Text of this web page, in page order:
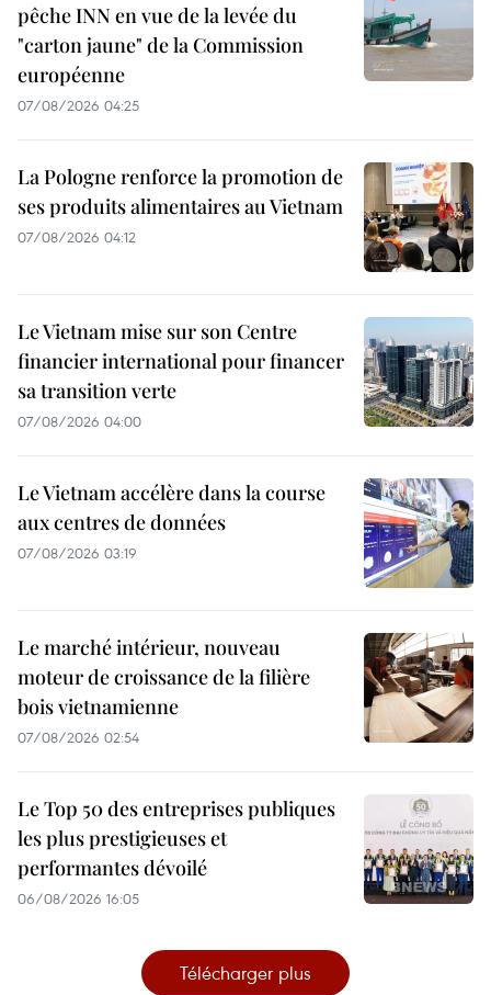
pêche INN en vue de la levée du
"carton jaune" de la Commission
européenne
07/08/2026 04:25
La Pologne renforce la promotion de
ses produits alimentaires au Vietnam
07/08/2026 04:12
Le Vietnam mise sur son Centre
financier international pour financer
sa transition verte
07/08/2026 04:00
Le Vietnam accélère dans la course
aux centres de données
07/08/2026 03:19
Le marché intérieur, nouveau
moteur de croissance de la filière
bois vietnamienne
07/08/2026 02:54
Le Top 50 des entreprises publiques
les plus prestigieuses et
performantes dévoilé
06/08/2026 16:05
Télécharger plus